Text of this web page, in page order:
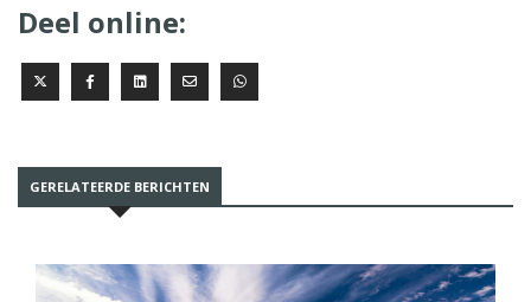
Deel online:
GERELATEERDE BERICHTEN